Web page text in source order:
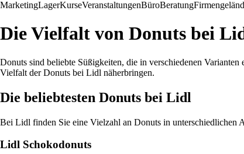
MarketingLagerKurseVeranstaltungenBüroBeratung
Die Vielfalt von Donuts bei
Donuts sind beliebte Süßigkeiten, die in verschiedenen
Vielfalt der Donuts bei Lidl näherbringen.
Die beliebtesten Donuts bei Lidl
Bei Lidl finden Sie eine Vielzahl an Donuts in unterschiedlichen
Lidl Schokodonuts